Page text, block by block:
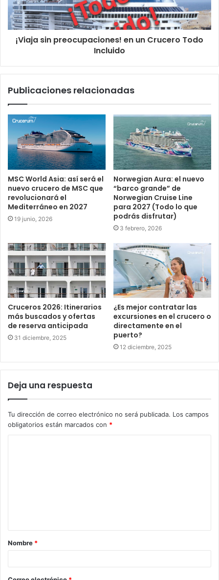
¡Viaja sin preocupaciones! en un Crucero Todo
Incluido
Publicaciones relacionadas
MSC World Asia: así será el
nuevo crucero de MSC que
revolucionará el
Mediterráneo en 2027
19 junio, 2026
Norwegian Aura: el nuevo
“barco grande” de
Norwegian Cruise Line
para 2027 (Todo lo que
podrás disfrutar)
3 febrero, 2026
Cruceros 2026: Itinerarios
más buscados y ofertas
de reserva anticipada
31 diciembre, 2025
¿Es mejor contratar las
excursiones en el crucero o
directamente en el
puerto?
12 diciembre, 2025
Deja una respuesta
Tu dirección de correo electrónico no será publicada. Los campos
obligatorios están marcados con *
a
r
Nombre *